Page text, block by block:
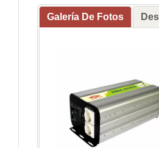
Galería De Fotos